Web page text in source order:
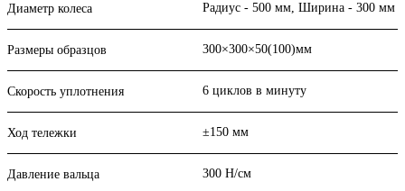
Диаметр колеса Радиус - 500 мм, Ширина - 300 мм
Размеры образцов 300×300×50(100)мм
Скорость уплотнения 6 циклов в минуту
Ход тележки ±150 мм
Давление вальца 300 Н/см